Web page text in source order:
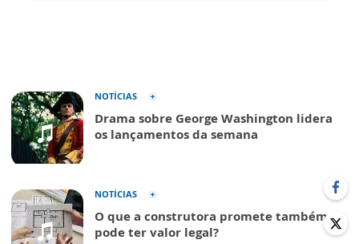
NOTÍCIAS
Drama sobre George Washington lidera
os lançamentos da semana
NOTÍCIAS
O que a construtora promete também
pode ter valor legal?